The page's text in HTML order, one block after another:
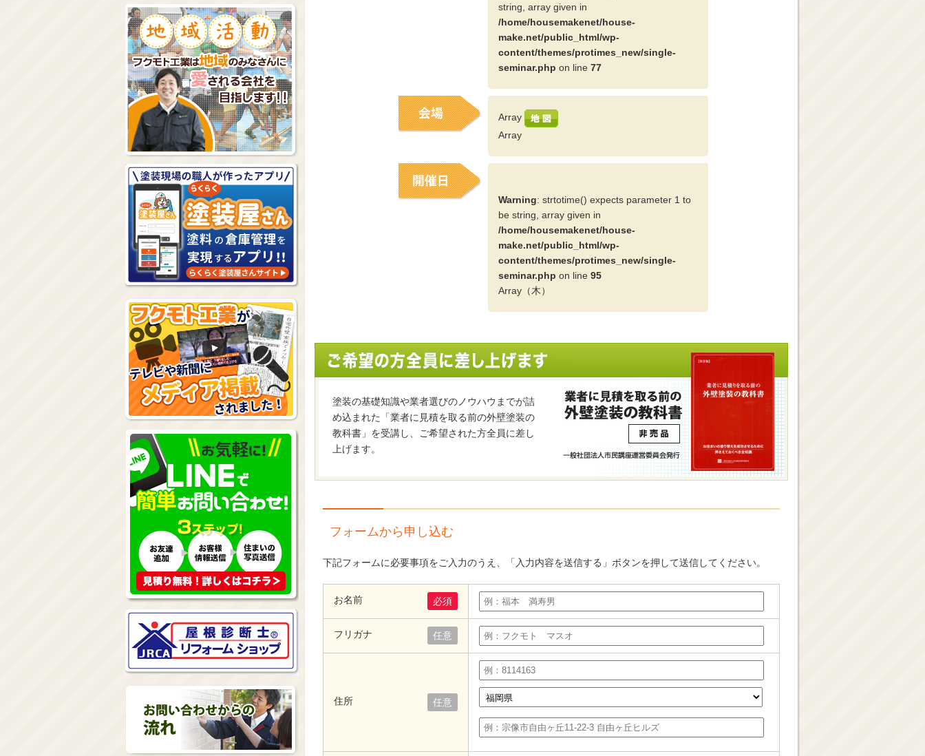
string, array given in
/home/housemakenet/house-
make.net/public_html/wp-
content/themes/protimes_new/single-
seminar.php on line 77
Array
Array
Warning: strtotime() expects parameter 1 to
be string, array given in
/home/housemakenet/house-
make.net/public_html/wp-
content/themes/protimes_new/single-
seminar.php on line 95
Array（木）
塗装の基礎知識や業者選びのノウハウまでが詰
め込まれた「業者に見積を取る前の外壁塗装の
教科書」を受講し、ご希望された方全員に差し
上げます。
フォームから申し込む
下記フォームに必要事項をご入力のうえ、「入力内容を送信する」ボタンを押して送信してください。
お名前 必須
フリガナ 任意
住所 任意